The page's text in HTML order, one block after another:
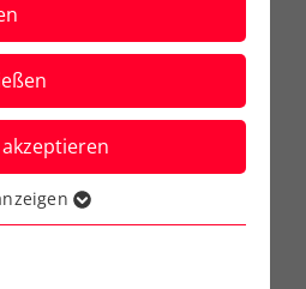
Funktionen der
dass die Webseite